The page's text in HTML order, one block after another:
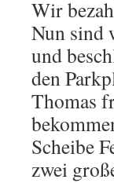
Wir
Nun sind
und
den
Thomas
Scheibe
zwei